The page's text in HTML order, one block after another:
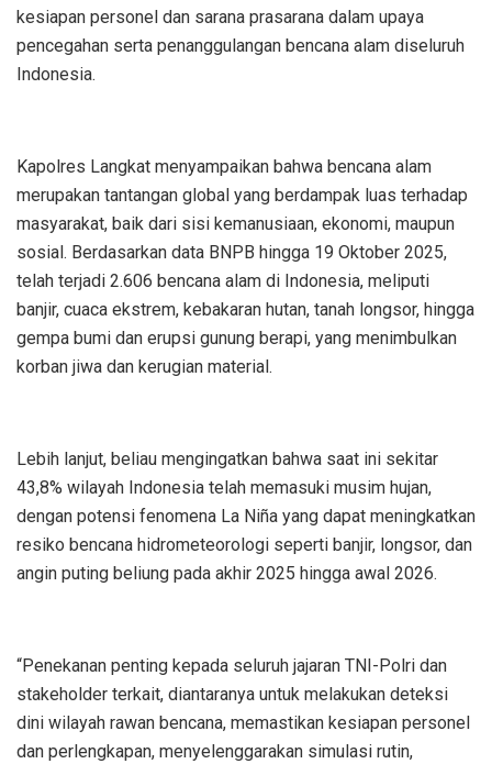
kesiapan personel dan sarana prasarana dalam upaya
pencegahan serta penanggulangan bencana alam diseluruh
Indonesia.
Kapolres Langkat menyampaikan bahwa bencana alam
merupakan tantangan global yang berdampak luas terhadap
masyarakat, baik dari sisi kemanusiaan, ekonomi, maupun
sosial. Berdasarkan data BNPB hingga 19 Oktober 2025,
telah terjadi 2.606 bencana alam di Indonesia, meliputi
banjir, cuaca ekstrem, kebakaran hutan, tanah longsor, hingga
gempa bumi dan erupsi gunung berapi, yang menimbulkan
korban jiwa dan kerugian material.
Lebih lanjut, beliau mengingatkan bahwa saat ini sekitar
43,8% wilayah Indonesia telah memasuki musim hujan,
dengan potensi fenomena La Niña yang dapat meningkatkan
resiko bencana hidrometeorologi seperti banjir, longsor, dan
angin puting beliung pada akhir 2025 hingga awal 2026.
“Penekanan penting kepada seluruh jajaran TNI-Polri dan
stakeholder terkait, diantaranya untuk melakukan deteksi
dini wilayah rawan bencana, memastikan kesiapan personel
dan perlengkapan, menyelenggarakan simulasi rutin,